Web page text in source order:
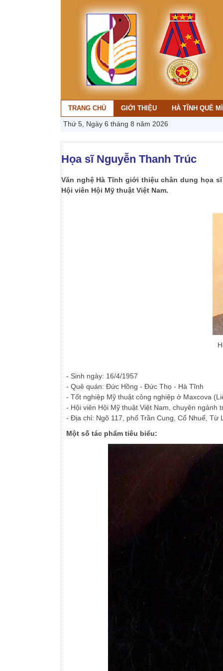
TRANG CHỦ GIỚI THIỆU HÀ TĨNH QUÊ
Thứ 5, Ngày 6 tháng 8 năm 2026
Họa sĩ Nguyễn Thanh Trúc
Văn nghệ Hà Tĩnh giới thiệu chân dung họa
Hội viên Hội Mỹ thuật Việt Nam.
- Sinh ngày: 16/4/1957
- Quê quán: Đức Hồng - Đức Thọ - Hà Tĩnh
- Tốt nghiệp Mỹ thuật công nghiệp ở Maxcova
- Hội viên Hội Mỹ thuật Việt Nam, chuyên ngành
- Địa chỉ: Ngõ 117, phố Trần Cung, Cổ Nhuế, Từ
Một số tác phẩm tiêu biểu: